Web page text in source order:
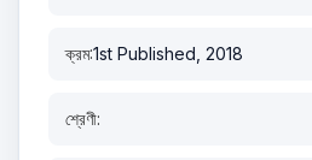
ক্রম:1st Published, 2018
শ্রেণী: